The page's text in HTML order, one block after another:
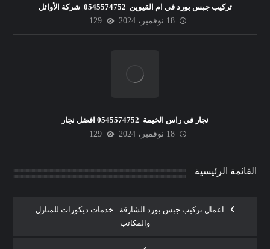
تركيب جبس بورد في ام القيوين |0545574752| شركة الأوائل
18 نوفمبر، 2024
129
نجار في راس الخيمة |0545574752|افضل نجار
18 نوفمبر، 2024
129
القائمة الرئيسية
اعمال تركيب جبس بورد الشارقة : خدمات ديكورات للمنازل
والمكاتب